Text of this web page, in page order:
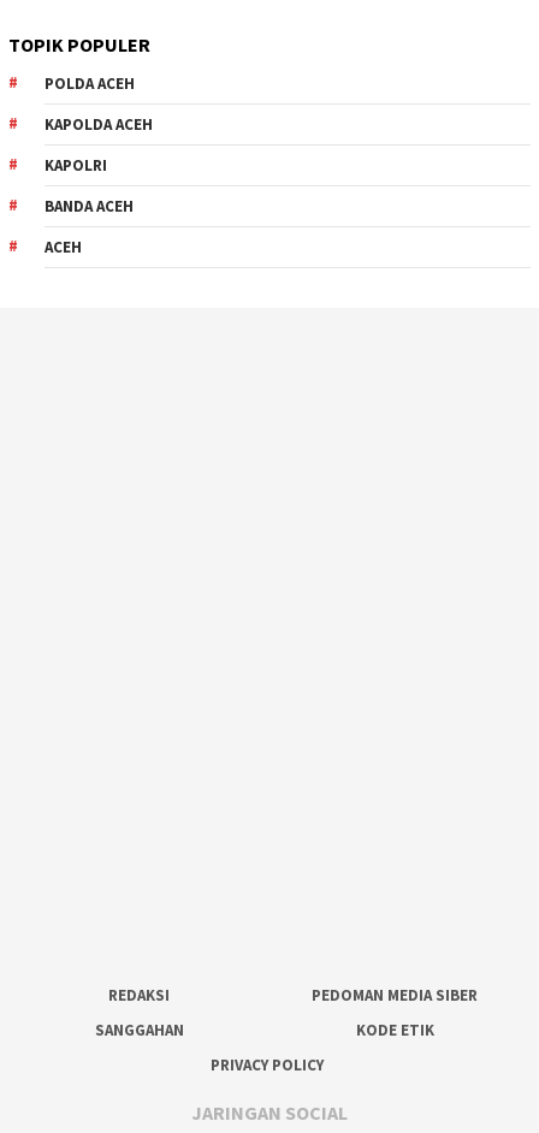
TOPIK POPULER
POLDA ACEH
KAPOLDA ACEH
KAPOLRI
BANDA ACEH
ACEH
REDAKSI
PEDOMAN MEDIA SIBER
SANGGAHAN
KODE ETIK
PRIVACY POLICY
JARINGAN SOCIAL